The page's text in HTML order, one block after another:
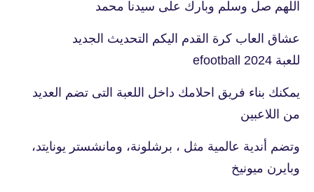
اللهم صل وسلم وبارك على سيدنا محمد
عشاق العاب كرة القدم اليكم التحديث الجديد
للعبة efootball 2024
يمكنك بناء فريق احلامك داخل اللعبة التى تضم العديد
من اللاعبين
وتضم أندية عالمية مثل ، برشلونة، ومانشستر يونايتد،
وبايرن ميونيخ